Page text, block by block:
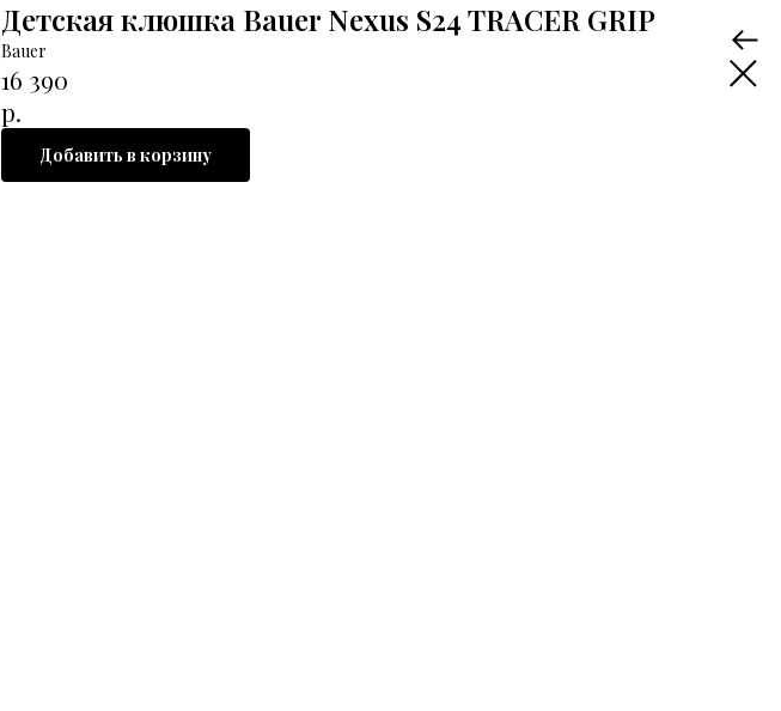
Детская клюшка Bauer Nexus S24 TRACER GRIP
Bauer
16 390
р.
Добавить в корзину